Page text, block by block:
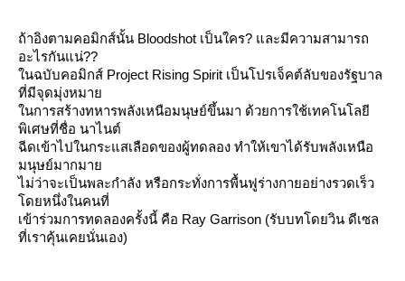
ถ้าอิงตามคอมิกส์นั้น Bloodshot เป็นใคร? และมีความสามารถ
อะไรกันแน่??
นฉบับคอมิกส์ Project Rising Spirit เป็นโปรเจ็คต์ลับของรัฐบาล
ที่มีจุดมุ่งหมา
นการสร้างทหารพลังเหนือมนุษย์ขึ้นมา ด้วยการใช้เทคโนโลยี
พิเศษที่ชื่อ นาไนต์
ฉีดเข้าไปในกระแสเลือดของผู้ทดลอง ทำให้เขาได้รับพลังเหนือ
มนุษย์มากมา
ไม่ว่าจะเป็นพละกำลัง หรือกระทั่งการพื้นฟูร่างกายอย่างรวดเร็ว
ดยหนึ่งในคนที่
เข้าร่วมการทดลองครั้งนี้ คือ Ray Garrison (รับบทโดยวิน ดีเซล
ที่เราคุ้นเคยนั่นเอง)